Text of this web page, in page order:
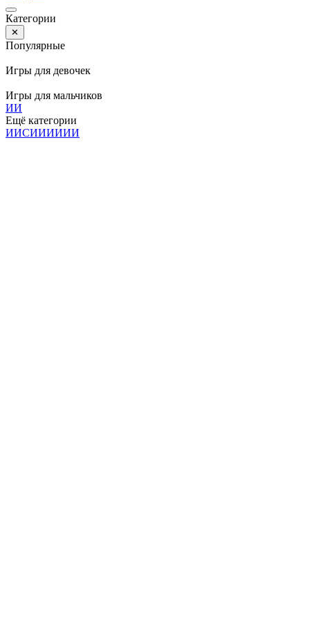
Категории
✕
Популярные
Игры для девочек
Игры для мальчиков
ИИ
Ещё категории
ИИСИИИИИИ